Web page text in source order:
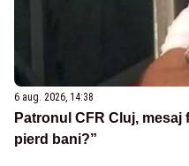
6 aug. 2026, 14:38
Patronul CFR Cluj, mesaj
pierd bani?”